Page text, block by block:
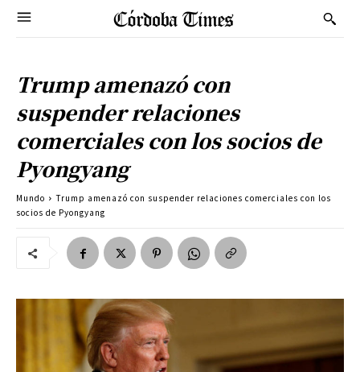
Trump amenazó con
suspender relaciones
comerciales con los socios de
Pyongyang
Mundo
Trump amenazó con suspender relaciones comerciales con los
socios de Pyongyang